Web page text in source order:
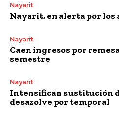
Nayarit
Nayarit, en alerta por los
Nayarit
Caen ingresos por
semestre
Nayarit
Intensifican sustitución
desazolve por temporal